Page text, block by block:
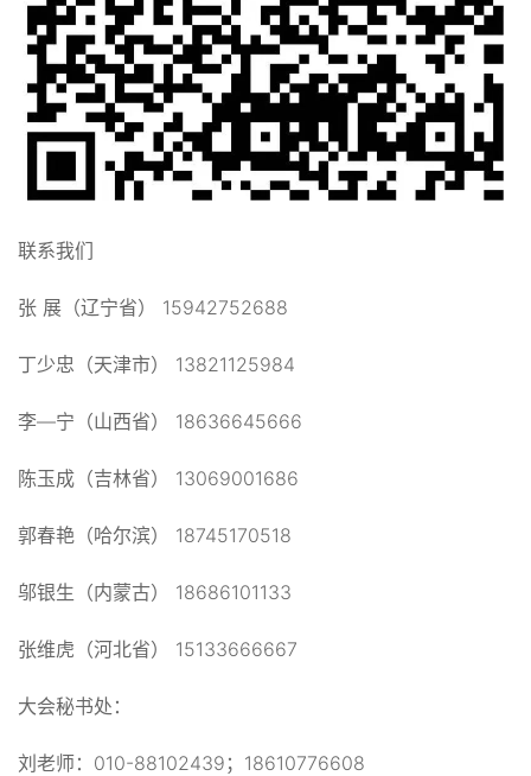
联系我们
张 展（辽宁省） 15942752688
丁少忠（天津市） 13821125984
李—宁（山西省） 18636645666
陈玉成（吉林省） 13069001686
郭春艳（哈尔滨） 18745170518
邬银生（内蒙古） 18686101133
张维虎（河北省） 15133666667
大会秘书处：
刘老师：010-88102439；18610776608